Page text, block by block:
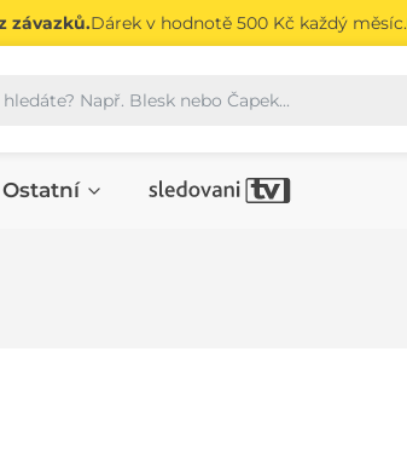
závazků.Dárek v hodnotě 500 Kč každý měsíc.
Ostatní